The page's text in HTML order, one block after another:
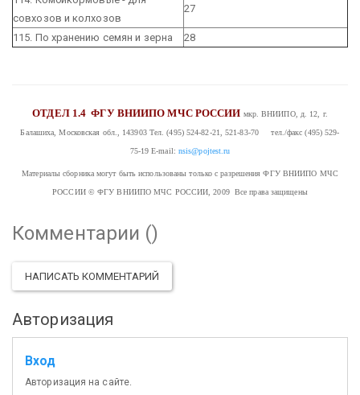
совхозов и колхозов
27
115. По хранению семян и зерна 28
ОТДЕЛ 1.4ФГУ ВНИИПО МЧС РОССИИ мкр. ВНИИПО, д. 12, г.
Балашиха, Московская обл., 143903Тел. (495) 524-82-21, 521-83-70 тел./факс (495) 529-
75-19 E-mail: nsis@pojtest.ru
Материалы сборника могут быть использованы только с разрешения ФГУ ВНИИПО МЧС
РОССИИ© ФГУ ВНИИПО МЧС РОССИИ, 2009 Все права защищены
Комментарии ()
НАПИСАТЬ КОММЕНТАРИЙ
Авторизация
Вход
Авторизация на сайте.